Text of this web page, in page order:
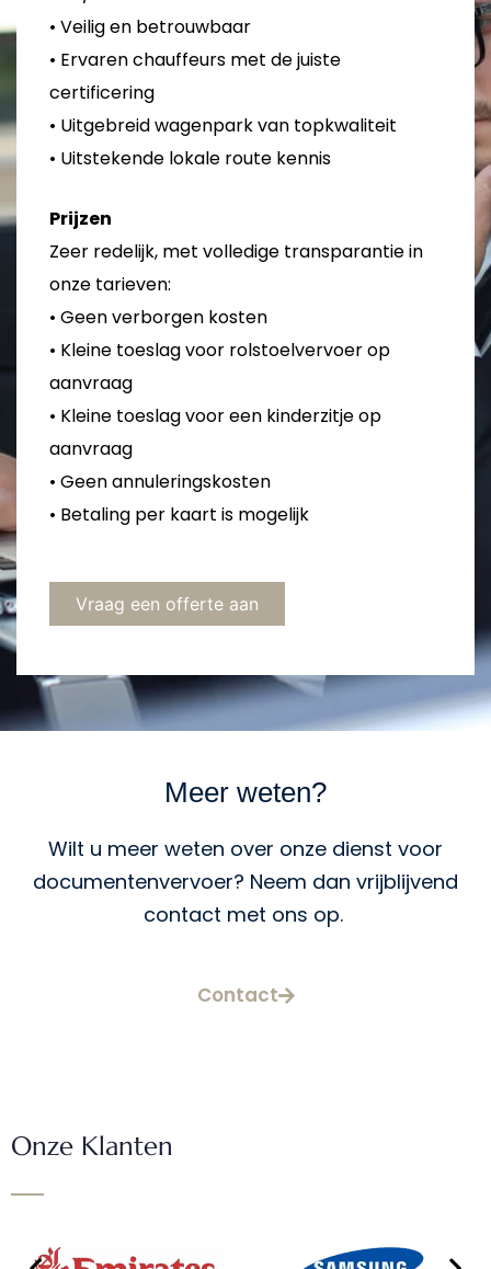
• Veilig en betrouwbaar
• Ervaren chauffeurs met de juiste
certificering
• Uitgebreid wagenpark van topkwaliteit
• Uitstekende lokale route kennis
Prijzen
Zeer redelijk, met volledige transparantie in
onze tarieven:
• Geen verborgen kosten
• Kleine toeslag voor rolstoelvervoer op
aanvraag
• Kleine toeslag voor een kinderzitje op
aanvraag
• Geen annuleringskosten
• Betaling per kaart is mogelijk
Vraag een offerte aan
Meer weten?
Wilt u meer weten over onze dienst voor
documentenvervoer? Neem dan vrijblijvend
contact met ons op.
Contact
Onze Klanten